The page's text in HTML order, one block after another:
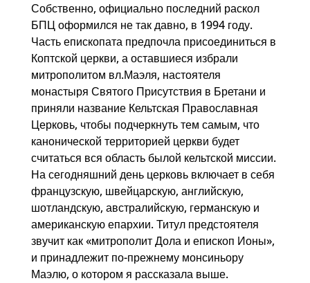
Собственно, официально последний раскол
БПЦ оформился не так давно, в 1994 году.
Часть епископата предпочла присоединиться в
Коптской церкви, а оставшиеся избрали
митрополитом вл.Маэля, настоятеля
монастыря Святого Присутствия в Бретани и
приняли название Кельтская Православная
Церковь, чтобы подчеркнуть тем самым, что
канонической территорией церкви будет
считаться вся область былой кельтской миссии.
На сегодняшний день церковь включает в себя
французскую, швейцарскую, английскую,
шотландскую, австралийскую, германскую и
американскую епархии. Титул предстоятеля
звучит как «митрополит Дола и епископ Ионы»,
и принадлежит по-прежнему монсиньору
Маэлю, о котором я рассказала выше.